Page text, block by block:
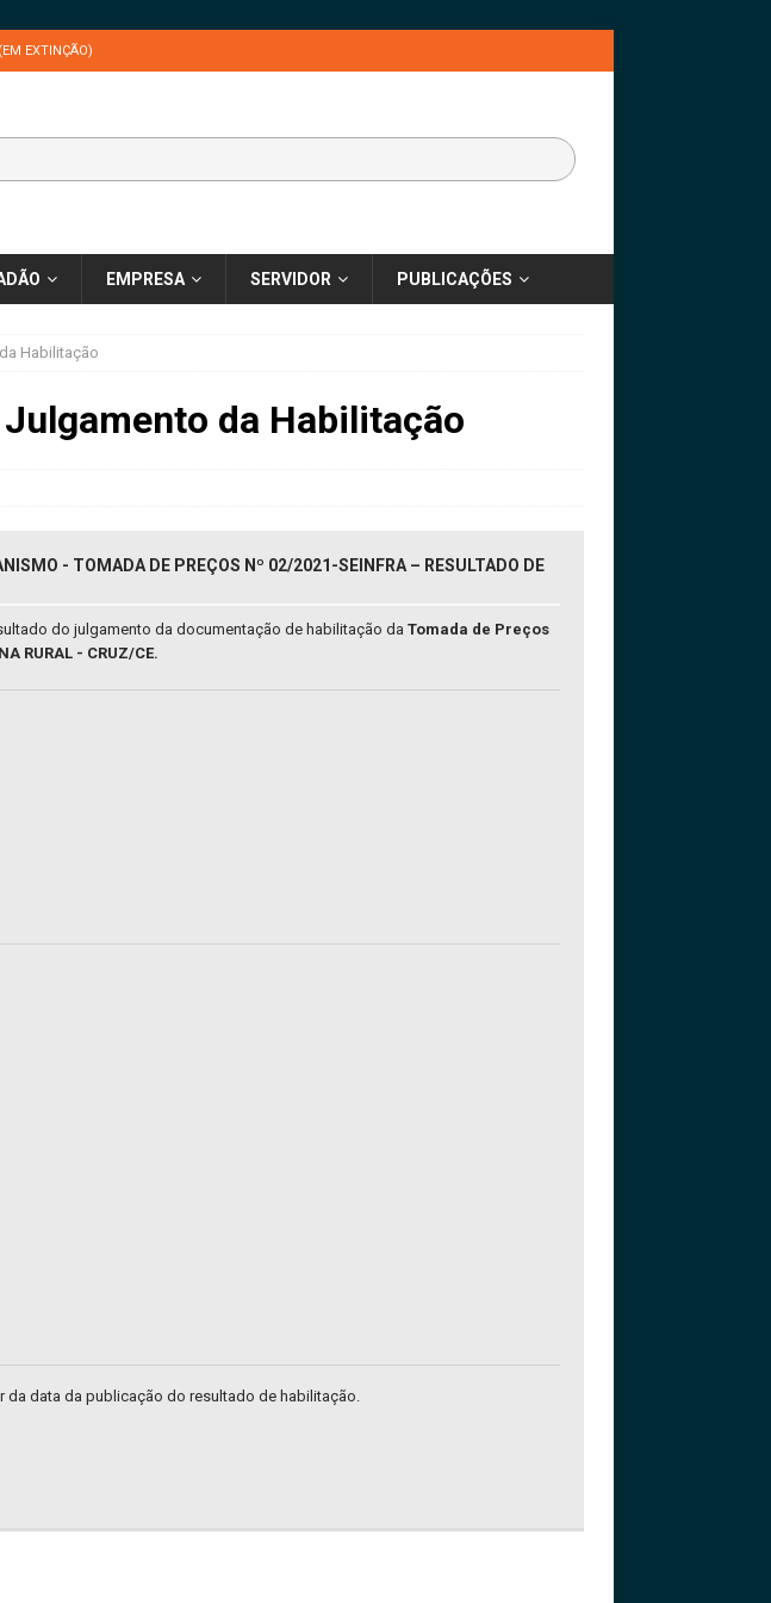
EXTINÇÃO)
EMPRESA SERVIDOR PUBLICAÇÕES
Habilitação
da Habilitação
- TOMADA DE PREÇOS Nº 02/2021-SEINFRA – RESULTADO DE
do julgamento da documentação de habilitação da Tomada de Preços
RURAL - CRUZ/CE.
da data da publicação do resultado de habilitação.